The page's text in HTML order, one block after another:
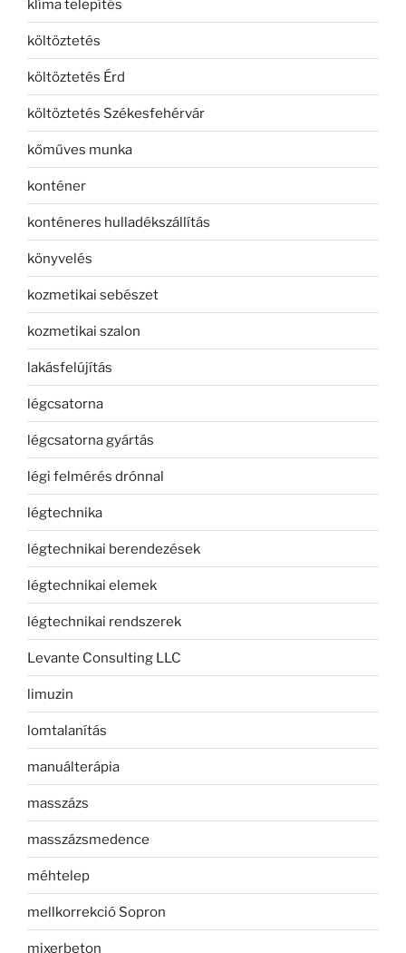
klíma telepítés
költöztetés
költöztetés Érd
költöztetés Székesfehérvár
kőműves munka
konténer
konténeres hulladékszállítás
könyvelés
kozmetikai sebészet
kozmetikai szalon
lakásfelújítás
légcsatorna
légcsatorna gyártás
légi felmérés drónnal
légtechnika
légtechnikai berendezések
légtechnikai elemek
légtechnikai rendszerek
Levante Consulting LLC
limuzin
lomtalanítás
manuálterápia
masszázs
masszázsmedence
méhtelep
mellkorrekció Sopron
mixerbeton